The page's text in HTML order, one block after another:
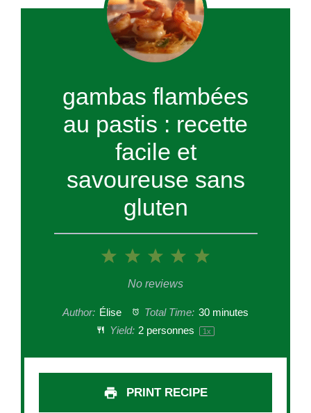
gambas flambées
au pastis : recette
facile et
savoureuse sans
gluten
5
4
3
Stars
2
Stars
1
Star
No reviews
Author: Élise Total Time: 30 minutes
Yield: 2 personnes 1x
PRINT RECIPE